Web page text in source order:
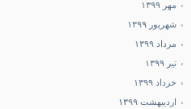
مهر ۱۳۹۹
شهریور ۱۳۹۹
مرداد ۱۳۹۹
تیر ۱۳۹۹
خرداد ۱۳۹۹
اردیبهشت ۱۳۹۹